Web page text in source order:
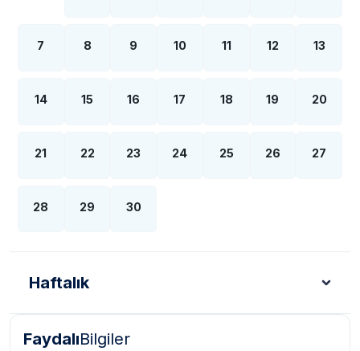
7 8 9 10 11 12 13
14 15 16 17 18 19 20
21 22 23 24 25 26 27
28 29 30
Haftalık
Türk Lirası - TL
FaydalıBilgiler